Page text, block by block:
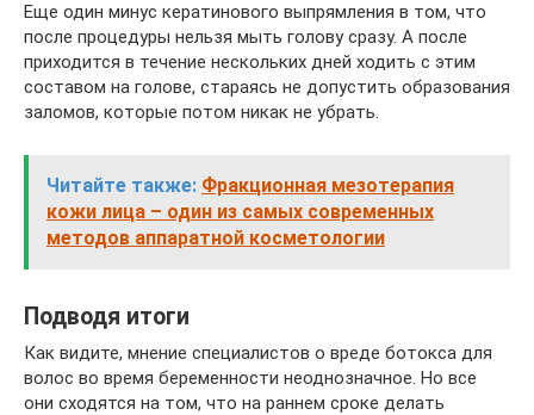
Еще один минус кератинового выпрямления в том, что
после процедуры нельзя мыть голову сразу. А после
приходится в течение нескольких дней ходить с этим
составом на голове, стараясь не допустить образования
заломов, которые потом никак не убрать.
Читайте также: Фракционная мезотерапия
кожи лица – один из самых современных
методов аппаратной косметологии
Подводя итоги
Как видите, мнение специалистов о вреде ботокса для
волос во время беременности неоднозначное. Но все
они сходятся на том, что на раннем сроке делать